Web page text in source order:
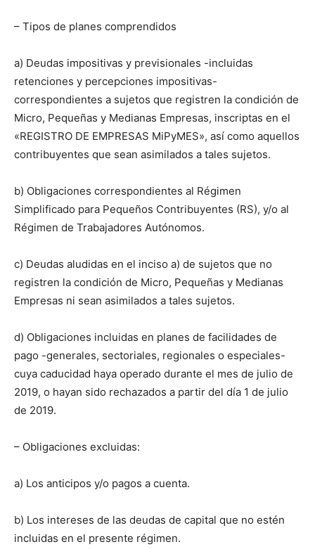
– Tipos de planes comprendidos
a) Deudas impositivas y previsionales -incluidas
retenciones y percepciones impositivas-
correspondientes a sujetos que registren la condición de
Micro, Pequeñas y Medianas Empresas, inscriptas en el
«REGISTRO DE EMPRESAS MiPyMES», así como aquellos
contribuyentes que sean asimilados a tales sujetos.
b) Obligaciones correspondientes al Régimen
Simplificado para Pequeños Contribuyentes (RS), y/o al
Régimen de Trabajadores Autónomos.
c) Deudas aludidas en el inciso a) de sujetos que no
registren la condición de Micro, Pequeñas y Medianas
Empresas ni sean asimilados a tales sujetos.
d) Obligaciones incluidas en planes de facilidades de
pago -generales, sectoriales, regionales o especiales-
cuya caducidad haya operado durante el mes de julio de
2019, o hayan sido rechazados a partir del día 1 de julio
de 2019.
– Obligaciones excluidas:
a) Los anticipos y/o pagos a cuenta.
b) Los intereses de las deudas de capital que no estén
incluidas en el presente régimen.